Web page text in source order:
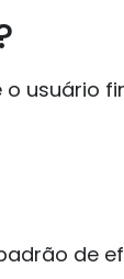
usuário
de